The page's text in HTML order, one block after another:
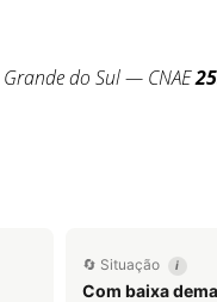
do Sul — CNAE
🔄 Situação i
Com baixa